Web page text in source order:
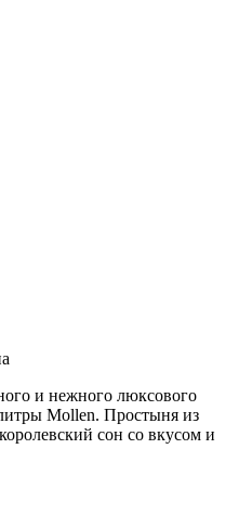
и нежного люксового
Mollen. Простыня из
сон со вкусом и